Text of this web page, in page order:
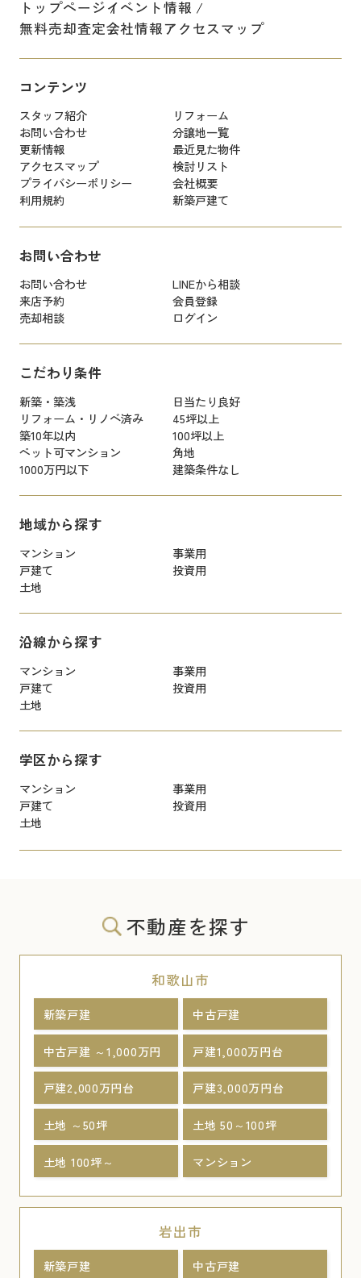
トップページイベント情報
無料売却査定会社情報アクセスマップ
コンテンツ
スタッフ紹介
リフォーム
お問い合わせ
分譲地一覧
更新情報
最近見た物件
アクセスマップ
検討リスト
プライバシーポリシー
会社概要
利用規約
新築戸建て
お問い合わせ
お問い合わせ
LINEから相談
来店予約
会員登録
売却相談
ログイン
こだわり条件
新築・築浅
日当たり良好
リフォーム・リノベ済み
45坪以上
築10年以内
100坪以上
ペット可マンション
角地
1000万円以下
建築条件なし
地域から探す
マンション
事業用
戸建て
投資用
土地
沿線から探す
マンション
事業用
戸建て
投資用
土地
学区から探す
マンション
事業用
戸建て
投資用
土地
不動産を探す
和歌山市
新築戸建 中古戸建
中古戸建 ～1,000万円 戸建1,000万円台
戸建2,000万円台 戸建3,000万円台
土地 ～50坪 土地 50～100坪
土地 100坪～ マンション
岩出市
新築戸建 中古戸建